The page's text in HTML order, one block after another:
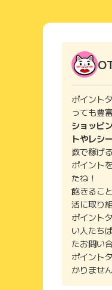
ポイント
っても豊
ショッピ
トやレシ
数で稼げ
ポイント
たね！
飽きるこ
活に取り
ポイント
い人たち
たお問い
ポイント
かりませ